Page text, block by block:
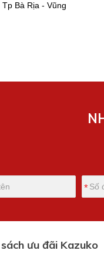
Tp Bà Rịa - Vũng
sách ưu đãi Kazuko